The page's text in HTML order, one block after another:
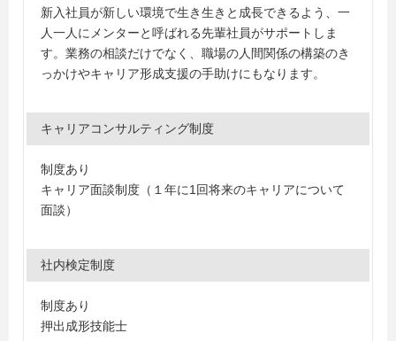
新入社員が新しい環境で生き生きと成長できるよう、一
人一人にメンターと呼ばれる先輩社員がサポートしま
す。業務の相談だけでなく、職場の人間関係の構築のき
っかけやキャリア形成支援の手助けにもなります。
キャリアコンサルティング制度
制度あり
キャリア面談制度（１年に1回将来のキャリアについて
面談）
社内検定制度
制度あり
押出成形技能士